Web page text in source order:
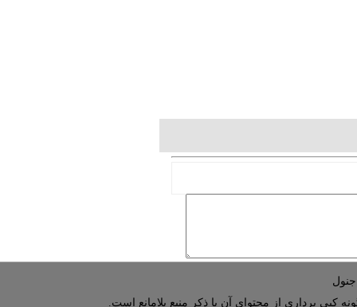
کپی برداری از محتوای آن با ذکر منبع بلامانع است.